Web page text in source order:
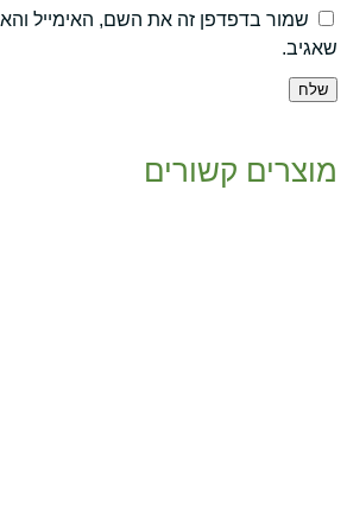
שמור בדפדפן זה את השם, האימייל
שאגיב.
מוצרים קשורים